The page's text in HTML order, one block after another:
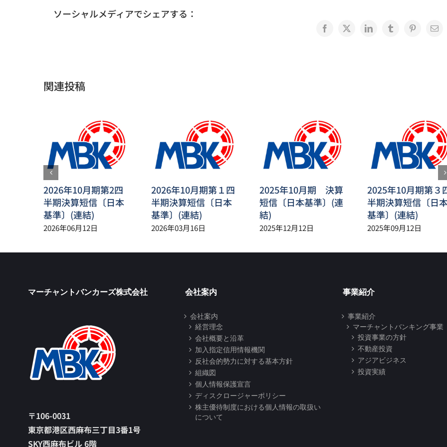
ソーシャルメディアでシェアする：
Facebook
X LinkedInTumblrPinterest
電
関連投稿
2026年10月期第2四
半期決算短信〔日本
基準〕(連結)
2026年06月12日
2026年10月期第１四
半期決算短信〔日本
基準〕(連結)
2026年03月16日
2025年10月期 決算
短信〔日本基準〕(連
結)
2025年12月12日
2025年10月期第３
半期決算短信〔日
基準〕(連結)
2025年09月12日
マーチャントバンカーズ株式会社
〒106-0031
東京都港区西麻布三丁目3番1号
SKY西麻布ビル 6階
会社案内
会社案内
経営理念
会社概要と沿革
加入指定信用情報機関
反社会的勢力に対する基本方針
組織図
個人情報保護宣言
ディスクロージャーポリシー
株主優待制度における個人情報の取扱い
について
事業紹介
事業紹介
マーチャントバンキング事業
投資事業の方針
不動産投資
アジアビジネス
投資実績